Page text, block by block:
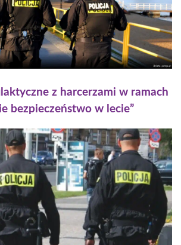
z harcerzami w ramach
bezpieczeństwo w lecie”